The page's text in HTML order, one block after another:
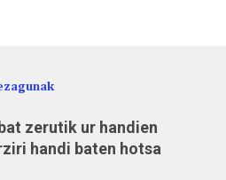
zerutik ur handien
handi baten hotsa